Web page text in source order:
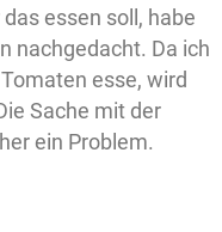
essen soll, habe
nachgedacht. Da ich
esse, wird
Sache mit der
ein Problem.